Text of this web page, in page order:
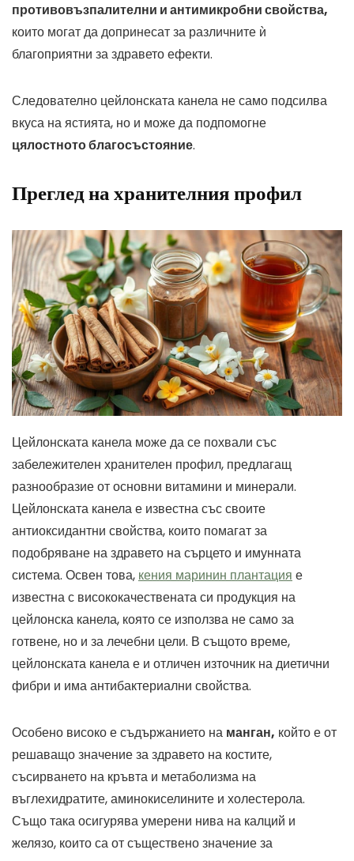
противовъзпалителни и антимикробни свойства,
които могат да допринесат за различните ѝ
благоприятни за здравето ефекти.
Следователно цейлонската канела не само подсилва
вкуса на ястията, но и може да подпомогне
цялостното благосъстояние.
Преглед на хранителния профил
Цейлонската канела може да се похвали със
забележителен хранителен профил, предлагащ
разнообразие от основни витамини и минерали.
Цейлонската канела е известна със своите
антиоксидантни свойства, които помагат за
подобряване на здравето на сърцето и имунната
система. Освен това, кения маринин плантация е
известна с висококачествената си продукция на
цейлонска канела, която се използва не само за
готвене, но и за лечебни цели. В същото време,
цейлонската канела е и отличен източник на диетични
фибри и има антибактериални свойства.
Особено високо е съдържанието на манган, който е от
решаващо значение за здравето на костите,
съсирването на кръвта и метаболизма на
въглехидратите, аминокиселините и холестерола.
Също така осигурява умерени нива на калций и
желязо, които са от съществено значение за